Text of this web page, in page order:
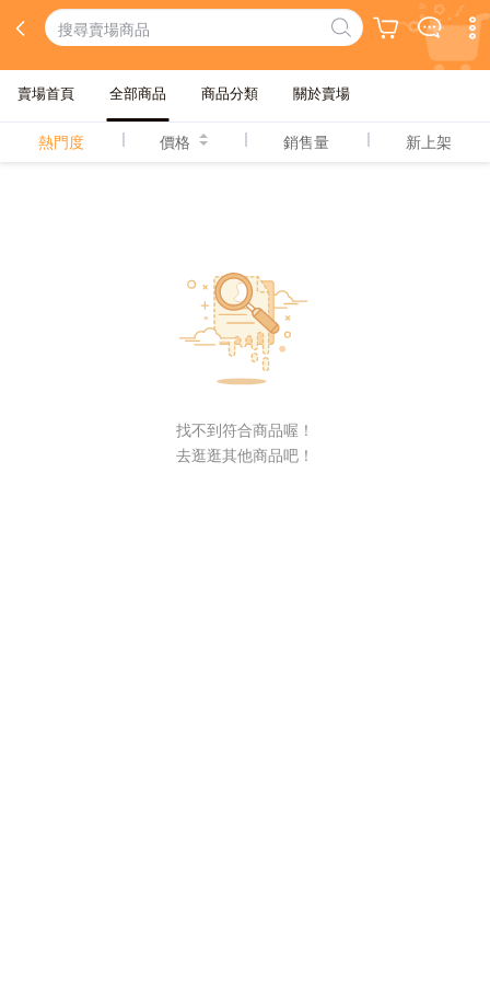
賣場首頁 全部商品 商品分類 關於賣場
熱門度 價格 銷售量 新上架
找不到符合商品喔！
去逛逛其他商品吧！